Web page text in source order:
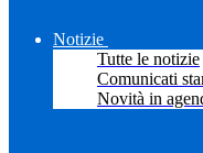
Notizie
Tutte le notizie
Comunicati
Novità in